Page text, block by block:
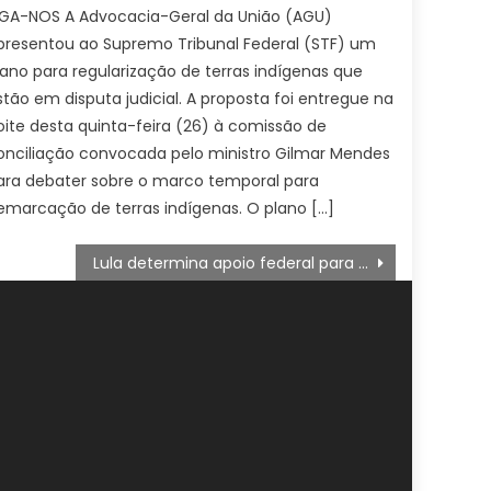
NOS A Advocacia-Geral da União (AGU)
ao Supremo Tribunal Federal (STF) um
para regularização de terras indígenas que
em disputa judicial. A proposta foi entregue na
desta quinta-feira (26) à comissão de
convocada pelo ministro Gilmar Mendes
debater sobre o marco temporal para
de terras indígenas. O plano […]
Lula determina apoio federal para cidades atingidas por chuvas em PE